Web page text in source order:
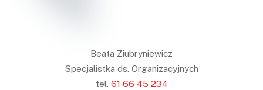
Beata Ziubryniewicz
Specjalistka ds. Organizacyjnych
tel. 61 66 45 234